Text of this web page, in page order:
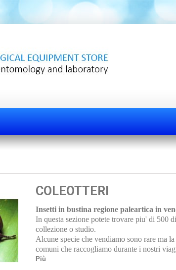
COLEOTTERI
Insetti in bustina regione paleartica in
In questa sezione potete trovare piu' di 500
collezione o studio.
Alcune specie che vendiamo sono rare ma
comuni che raccogliamo durante i nostri
Più